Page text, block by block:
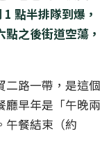
點半排隊到爆，
之後街道空蕩，
二路一帶，是這個
廳早年是「午晚兩
午餐結束（約